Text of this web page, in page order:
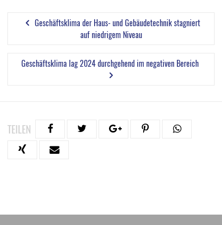
Geschäftsklima der Haus- und Gebäudetechnik stagniert
auf niedrigem Niveau
Geschäftsklima lag 2024 durchgehend im negativen Bereich
TEILEN